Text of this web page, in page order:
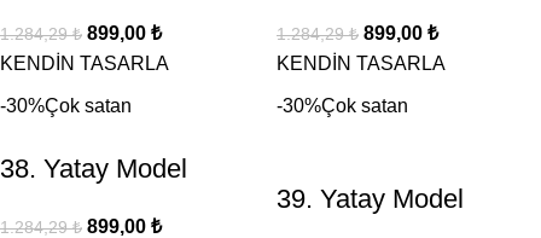
1.284,29₺ 899,00 ₺
KENDİN TASARLA
1.284,29₺ 899,00 ₺
KENDİN TASARLA
-30%Çok satan
38. Yatay Model
1.284,29₺ 899,00 ₺
-30%Çok satan
39. Yatay Model